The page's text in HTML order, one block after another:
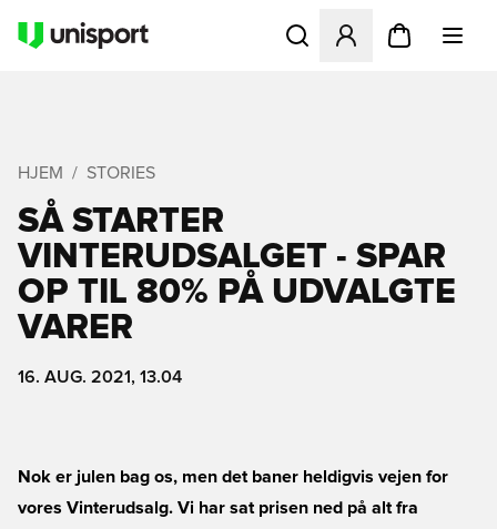
Åbner en Modal til at
HJEM STORIES
SÅ STARTER
VINTERUDSALGET - SPAR
OP TIL 80% PÅ UDVALGTE
VARER
16. AUG. 2021, 13.04
Nok er julen bag os, men det baner heldigvis vejen for
vores Vinterudsalg. Vi har sat prisen ned på alt fra